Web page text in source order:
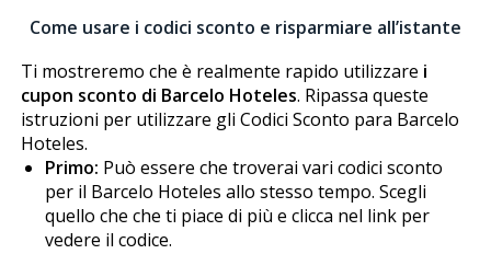
Come usare i codici sconto e risparmiare all’istante
Ti mostreremo che è realmente rapido utilizzare i
cupon sconto di Barcelo Hoteles. Ripassa queste
istruzioni per utilizzare gli Codici Sconto para Barcelo
Hoteles.
Primo: Può essere che troverai vari codici sconto
per il Barcelo Hoteles allo stesso tempo. Scegli
quello che che ti piace di più e clicca nel link per
vedere il codice.